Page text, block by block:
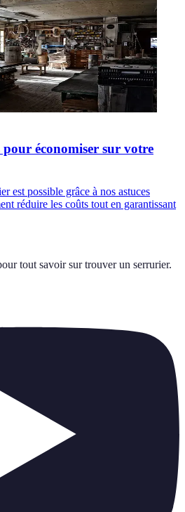
pour économiser sur votre
est possible grâce à nos astuces
réduire les coûts tout en garantissant
tout savoir sur trouver un serrurier.